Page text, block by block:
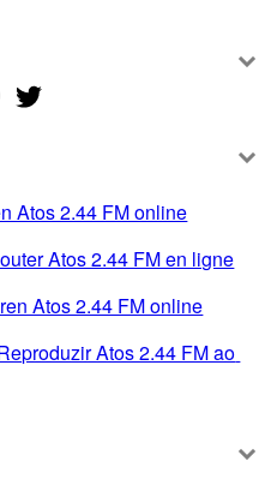
Atos 2.44 FM online
Atos 2.44 FM en ligne
Atos 2.44 FM online
Atos 2.44 FM ao